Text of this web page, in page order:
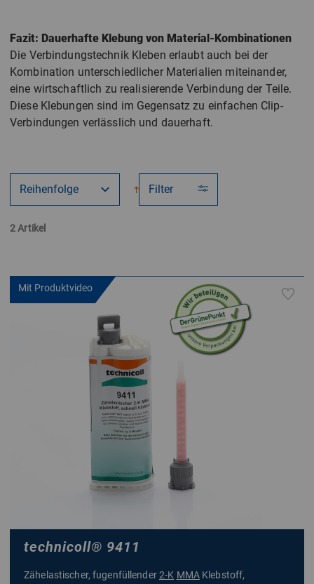
Fazit: Dauerhafte Klebung von Material-Kombinationen
Die Verbindungstechnik Kleben erlaubt auch bei der
Kombination unterschiedlicher Materialien miteinander,
eine wirtschaftlich zu realisierende Verbindung der Teile.
Diese Klebungen sind im Gegensatz zu einfachen Clip-
Verbindungen verlässlich und dauerhaft.
Filter
2 Artikel
Mit Produktvideo
technicoll® 9411
Zähelastischer, fugenfüllender2-K MMAKlebstoff,